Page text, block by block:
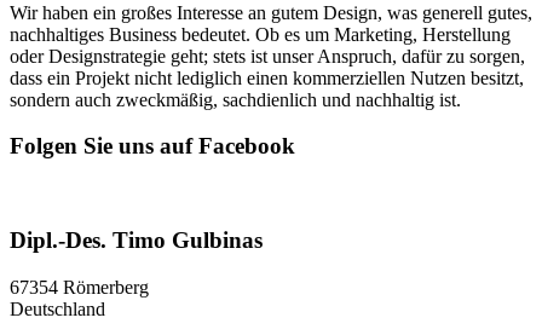
Wir haben ein großes Interesse an gutem Design, was generell gutes,
nachhaltiges Business bedeutet. Ob es um Marketing, Herstellung
oder Designstrategie geht; stets ist unser Anspruch, dafür zu sorgen,
dass ein Projekt nicht lediglich einen kommerziellen Nutzen besitzt,
sondern auch zweckmäßig, sachdienlich und nachhaltig ist.
Folgen Sie uns auf Facebook
Dipl.-Des. Timo Gulbinas
67354 Römerberg
Deutschland